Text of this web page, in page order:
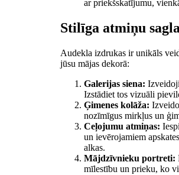
ar priekšskatījumu,
Stilīga atmiņu
Audekla izdrukas ir unikāls
jūsu mājas dekorā:
Galerijas siena:
Izstādiet tos vizuāli
Ģimenes kolāža:
nozīmīgus mirkļus un
Ceļojumu atmiņas:
un ievērojamiem
alkas.
Mājdzīvnieku portreti:
mīlestību un prieku, ko